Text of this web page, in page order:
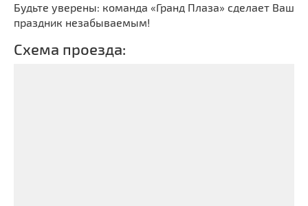
Будьте уверены: команда «Гранд Плаза» сделает Ваш
праздник незабываемым!
Схема проезда: